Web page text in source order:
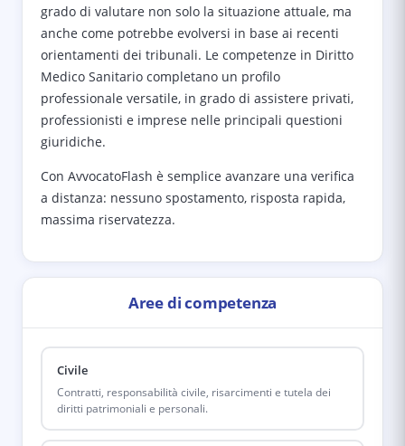
grado di valutare non solo la situazione attuale, ma
anche come potrebbe evolversi in base ai recenti
orientamenti dei tribunali. Le competenze in Diritto
Medico Sanitario completano un profilo
professionale versatile, in grado di assistere privati,
professionisti e imprese nelle principali questioni
giuridiche.
Con AvvocatoFlash è semplice avanzare una verifica
a distanza: nessuno spostamento, risposta rapida,
massima riservatezza.
Aree di competenza
Civile
Contratti, responsabilità civile, risarcimenti e tutela dei
diritti patrimoniali e personali.